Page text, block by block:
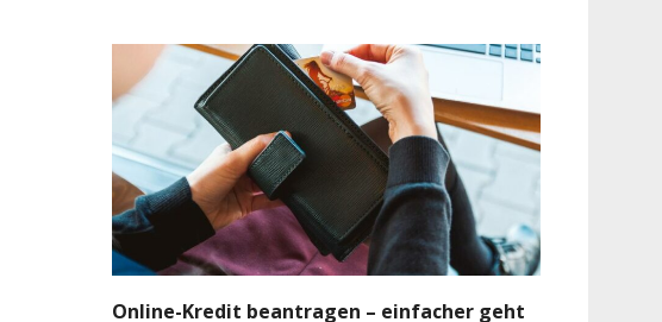
Online-Kredit beantragen – einfacher geht